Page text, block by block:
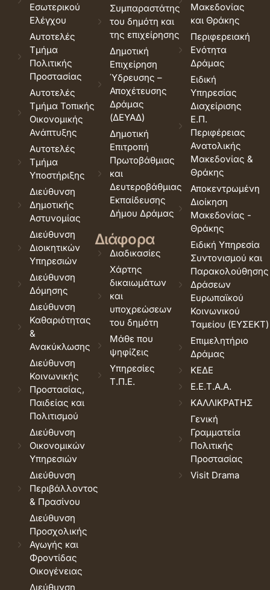
Εσωτερικού
Ελέγχου
Αυτοτελές
Τμήμα
Πολιτικής
Προστασίας
Αυτοτελές
Τμήμα Τοπικής
Οικονομικής
Ανάπτυξης
Αυτοτελές
Τμήμα
Υποστήριξης
Διεύθυνση
Δημοτικής
Αστυνομίας
Διεύθυνση
Διοικητικών
Υπηρεσιών
Διεύθυνση
Δόμησης
Διεύθυνση
Καθαριότητας
&
Ανακύκλωσης
Διεύθυνση
Κοινωνικής
Προστασίας,
Παιδείας και
Πολιτισμού
Διεύθυνση
Οικονομικών
Υπηρεσιών
Διεύθυνση
Περιβάλλοντος
& Πρασίνου
Διεύθυνση
Προσχολικής
Αγωγής και
Φροντίδας
Οικογένειας
Διεύθυνση
Συμπαραστάτης
του δημότη και
της επιχείρησης
Δημοτική
Επιχείρηση
Ύδρευσης –
Αποχέτευσης
Δράμας
(ΔΕΥΑΔ)
Δημοτική
Επιτροπή
Πρωτοβάθμιας
και
Δευτεροβάθμιας
Εκπαίδευσης
Δήμου Δράμας
Διάφορα
Διαδικασίες
Χάρτης
δικαιωμάτων
και
υποχρεώσεων
του δημότη
Μάθε που
ψηφίζεις
Υπηρεσίες
Τ.Π.Ε.
Μακεδονίας
και Θράκης
Περιφερειακή
Ενότητα
Δράμας
Ειδική
Υπηρεσίας
Διαχείρισης
Ε.Π.
Περιφέρειας
Ανατολικής
Μακεδονίας &
Θράκης
Αποκεντρωμένη
Διοίκηση
Μακεδονίας -
Θράκης
Ειδική Υπηρεσία
Συντονισμού και
Παρακολούθησης
Δράσεων
Ευρωπαϊκού
Κοινωνικού
Ταμείου (ΕΥΣΕΚΤ)
Επιμελητήριο
Δράμας
ΚΕΔΕ
Ε.Ε.Τ.Α.Α.
ΚΑΛΛΙΚΡΑΤΗΣ
Γενική
Γραμματεία
Πολιτικής
Προστασίας
Visit Drama